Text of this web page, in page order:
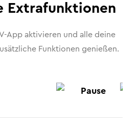
Extrafunktionen
App aktivieren und alle deine
Funktionen genießen.
Pause